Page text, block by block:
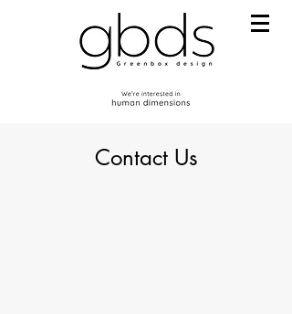
Contact Us